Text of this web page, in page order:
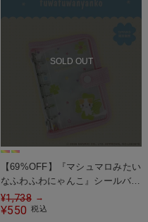
SOLD OUT
【69%OFF】『マシュマロみたい
なふわふわにゃんこ』シールバイ
ンダー
¥1,738 →
¥550 税込